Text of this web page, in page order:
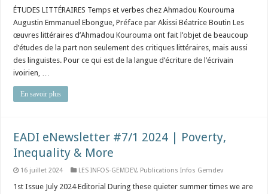
ÉTUDES LITTÉRAIRES Temps et verbes chez Ahmadou Kourouma
Augustin Emmanuel Ebongue, Préface par Akissi Béatrice Boutin Les
œuvres littéraires d’Ahmadou Kourouma ont fait l’objet de beaucoup
d’études de la part non seulement des critiques littéraires, mais aussi
des linguistes. Pour ce qui est de la langue d’écriture de l’écrivain
ivoirien, …
En savoir plus
EADI eNewsletter #7/1 2024 | Poverty,
Inequality & More
16 juillet 2024 LES INFOS-GEMDEV, Publications Infos Gemdev
1st Issue July 2024 Editorial During these quieter summer times we are